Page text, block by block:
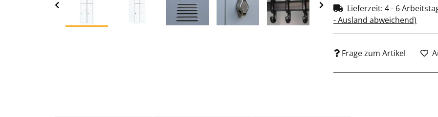
Lieferzeit: 4 - 6
- Ausland abweichend)
Frage zum Artikel